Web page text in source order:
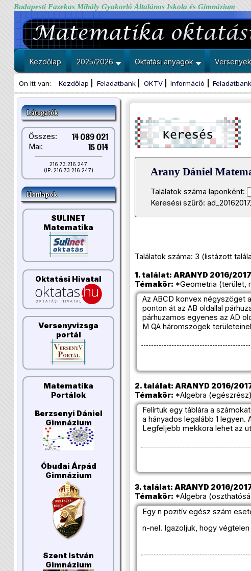
Budapesti Fazekas Mihály Gyakorló Általános Iskola és Gimnázium
Kezdőlap 2025/2026 Oktatási anyagok Versenyek
Ön itt van: Kezdőlap Feladatbank OKTV Információ Feladatbank
Látogatók
Összes: 14 089 021
Mai: 15 014
216.73.216.247
(IP: 216.73.216.247)
Honlapok
SULINET
Matematika
Oktatási Hivatal
Versenyvizsga
portál
Matematika
Portálok
Berzsenyi Dániel
Gimnázium
Óbudai Árpád
Gimnázium
Szent István
Gimnázium
Arany Dániel
Találatok száma laponként:
Keresési szűrő:
Találatok száma: 3 (listázott
1. találat: ARANYD 2016/
Témakör: *Geometria (terület,
Az ABCD konvex négyszöget
ponton át az AB oldallal
párhuzamos egyenes az AD
M QA háromszögek
2. találat: ARANYD 2016/
Témakör: *Algebra
Felírtuk egy táblára a
a hányados legalább 1
Legfeljebb mekkora lehet az
3. találat: ARANYD 2016/
Témakör: *Algebra
Egy n pozitív egész szám
n-nel. Igazoljuk, hogy